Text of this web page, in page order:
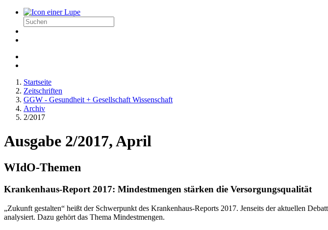
Startseite
Zeitschriften
GGW - Gesundheit + Gesellschaft Wissenschaft
Archiv
2/2017
Ausgabe 2/2017, April
WIdO-Themen
Krankenhaus-Report 2017: Mindestmengen stärken die Versorgungsqualität
„Zukunft gestalten“ heißt der Schwerpunkt des Krankenhaus-Reports 2017. Jenseits der aktuellen
analysiert. Dazu gehört das Thema Mindestmengen.